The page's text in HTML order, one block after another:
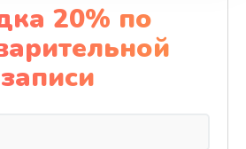
20% по
записи